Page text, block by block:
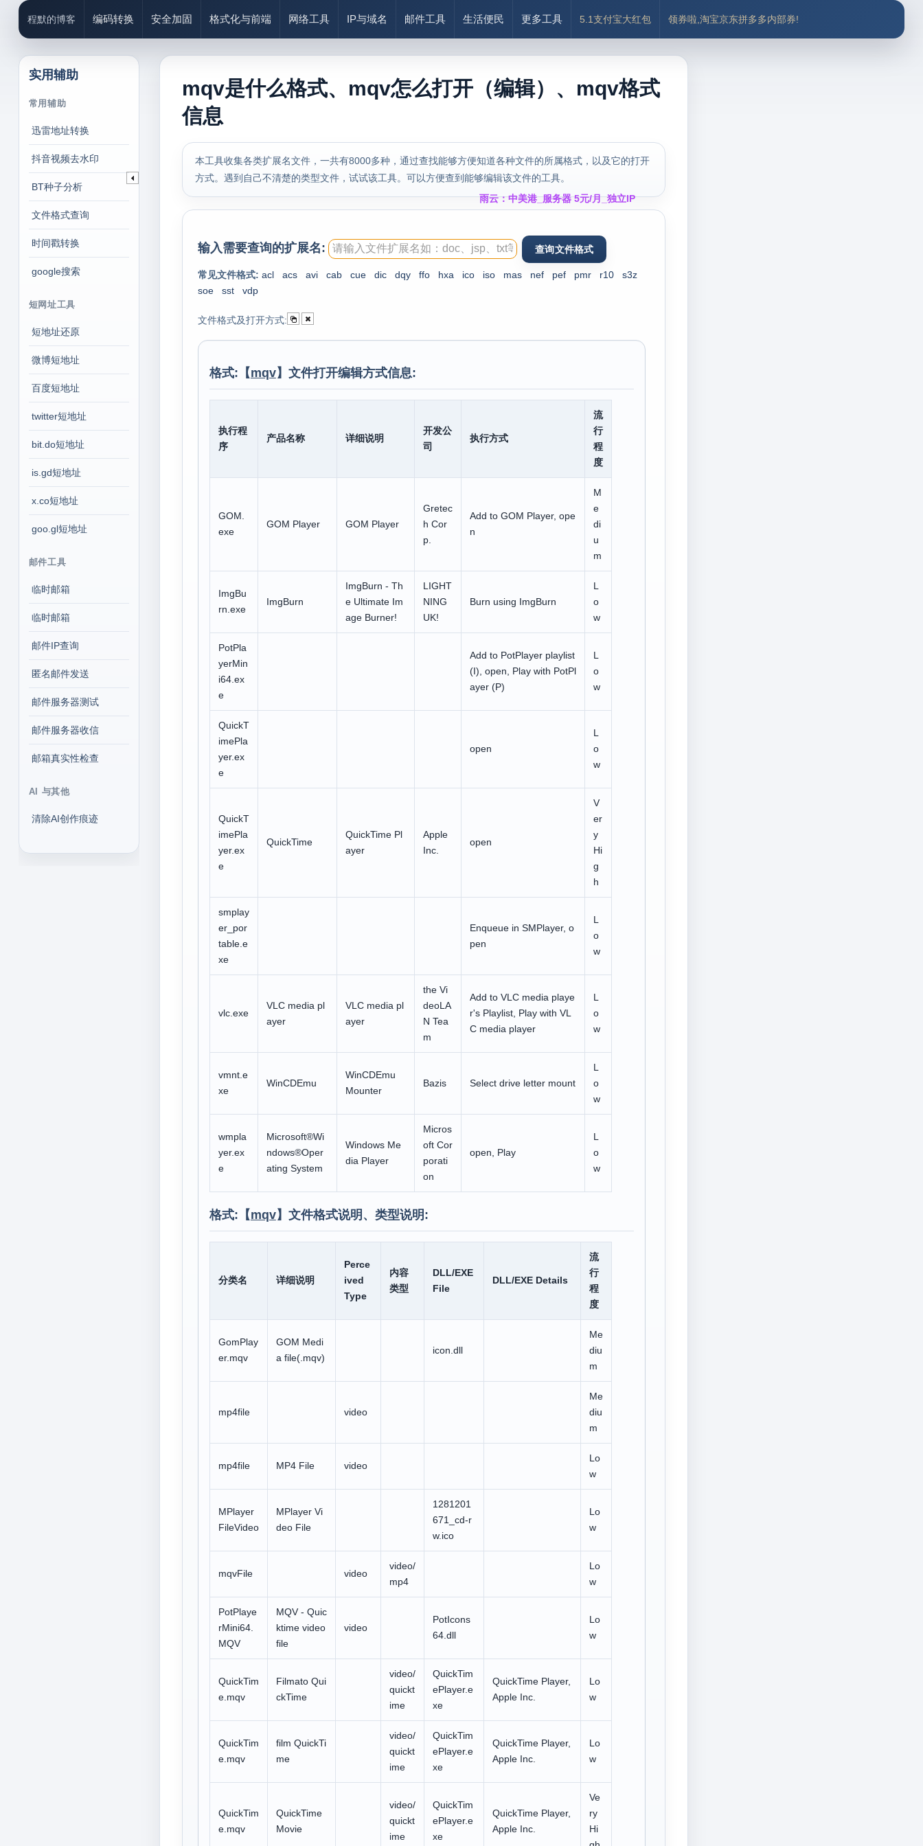
程默的博客 编码转换 安全加固 格式化与前端 网络工具 IP与域名 邮件工具 生活便民 更多工具 5.1支付宝大红包 领券啦,淘宝京东拼多多内部券!
实用辅助
常用辅助
迅雷地址转换
抖音视频去水印
BT种子分析
文件格式查询
时间戳转换
google搜索
短网址工具
短地址还原
微博短地址
百度短地址
twitter短地址
bit.do短地址
is.gd短地址
x.co短地址
goo.gl短地址
邮件工具
临时邮箱
临时邮箱
邮件IP查询
匿名邮件发送
邮件服务器测试
邮件服务器收信
邮箱真实性检查
AI 与其他
清除AI创作痕迹
mqv是什么格式、mqv怎么打开（编辑）、mqv格式
信息
本工具收集各类扩展名文件，一共有8000多种，通过查找能够方便知道各种文件的所属格式，以及它的打开
方式。遇到自己不清楚的类型文件，试试该工具。可以方便查到能够编辑该文件的工具。
雨云：中美港_服务器 5元/月_独立IP
输入需要查询的扩展名:
常见文件格式: acl acs avi cab cue dic dqy ffo hxa ico iso mas nef pef pmr r10
s3z
soe
sst vdp
文件格式及打开方式:
格式:【mqv】文件打开编辑方式信息:
执行程
序
产品名称 详细说明
开发公
司
执行方式
流
行
程
度
GOM.
exe
GOM Player GOM Player
Gretec
h Cor
p.
Add to GOM Player, ope
n
M
e
di
u
m
ImgBu
rn.exe
ImgBurn
ImgBurn - Th
e Ultimate Im
age Burner!
LIGHT
NING
UK!
Burn using ImgBurn
L
o
w
PotPla
yerMin
i64.ex
e
Add to PotPlayer playlist
(I), open, Play with PotPl
ayer (P)
L
o
w
QuickT
imePla
yer.ex
e
open
L
o
w
QuickT
imePla
yer.ex
e
QuickTime
QuickTime Pl
ayer
Apple
Inc.
open
V
er
y
Hi
g
h
smplay
er_por
table.e
xe
Enqueue in SMPlayer, o
pen
L
o
w
vlc.exe
VLC media pl
ayer
VLC media pl
ayer
the Vi
deoLA
N Tea
m
Add to VLC media playe
r's Playlist, Play with VL
C media player
L
o
w
vmnt.e
xe
WinCDEmu
WinCDEmu
Mounter
Bazis Select drive letter mount
L
o
w
wmpla
yer.ex
e
Microsoft®Wi
ndows®Oper
ating System
Windows Me
dia Player
Micros
oft Cor
porati
on
open, Play
L
o
w
格式:【mqv】文件格式说明、类型说明:
分类名 详细说明
Perce
ived
Type
内容
类型
DLL/EXE
File
DLL/EXE Details
流
行
程
度
GomPlay
er.mqv
GOM Medi
a file(.mqv)
icon.dll
Me
diu
m
mp4file video
Me
diu
m
mp4file MP4 File video
Lo
w
MPlayer
FileVideo
MPlayer Vi
deo File
1281201
671_cd-r
w.ico
Lo
w
mqvFile video
video/
mp4
Lo
w
PotPlaye
rMini64.
MQV
MQV - Quic
ktime video
file
video
PotIcons
64.dll
Lo
w
QuickTim
e.mqv
Filmato Qui
ckTime
video/
quickt
ime
QuickTim
ePlayer.e
xe
QuickTime Player,
Apple Inc.
Lo
w
QuickTim
e.mqv
film QuickTi
me
video/
quickt
ime
QuickTim
ePlayer.e
xe
QuickTime Player,
Apple Inc.
Lo
w
QuickTim
e.mqv
QuickTime
Movie
video/
quickt
ime
QuickTim
ePlayer.e
xe
QuickTime Player,
Apple Inc.
Ve
ry
Hi